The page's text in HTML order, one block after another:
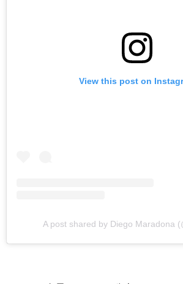
View this post on
A post shared by Diego Maradona